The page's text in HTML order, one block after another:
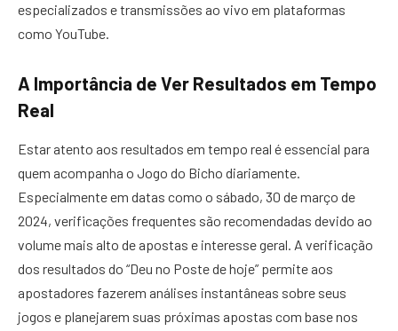
especializados e transmissões ao vivo em plataformas
como YouTube.
A Importância de Ver Resultados em Tempo
Real
Estar atento aos resultados em tempo real é essencial para
quem acompanha o Jogo do Bicho diariamente.
Especialmente em datas como o sábado, 30 de março de
2024, verificações frequentes são recomendadas devido ao
volume mais alto de apostas e interesse geral. A verificação
dos resultados do “Deu no Poste de hoje” permite aos
apostadores fazerem análises instantâneas sobre seus
jogos e planejarem suas próximas apostas com base nos